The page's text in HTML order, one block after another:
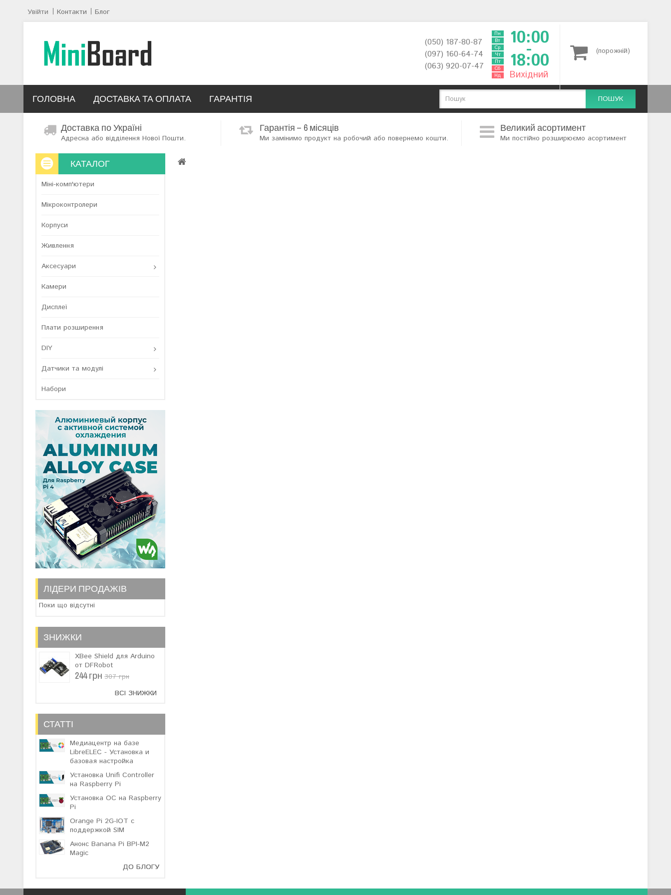
Увійти Контакти Блог
ПОШУК
(порожній)
ГОЛОВНА ДОСТАВКА ТА ОПЛАТА ГАРАНТІЯ
(050) 187-80-87
(097) 160-64-74
(063) 920-07-47
Пн
Вт
Ср
Чт
Пт
Сб
Нд
10:00
-
18:00
Вихідний
Доставка по Україні
Адресна або відділення Нової Пошти.
Гарантія – 6 місяців
Ми замінимо продукт на робочий або повернемо кошти.
Великий асортимент
Ми постійно розширюємо асортимент
КАТАЛОГ
Міні-комп'ютери
Мікроконтролери
Корпуси
Живлення
Аксесуари
Камери
Дисплеї
Плати розширення
DIY
Датчики та модулі
Набори
ЛІДЕРИ ПРОДАЖІВ
Поки що відсутні
ЗНИЖКИ
XBee Shield для Arduino
от DFRobot
244 грн 307 грн
ВСІ ЗНИЖКИ
СТАТТІ
Медиацентр на базе
LibreELEC - Установка и
базовая настройка
Установка Unifi Controller
на Raspberry Pi
Установка ОС на Raspberry
Pi
Orange Pi 2G-IOT с
поддержкой SIM
Анонс Banana Pi BPI-M2
Magic
ДО БЛОГУ